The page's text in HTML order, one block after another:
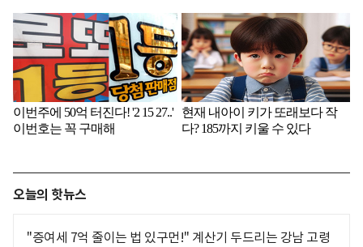
오늘의 핫뉴스
"증여세 7억 줄이는 법 있구먼!" 계산기 두드리는 강남 고령